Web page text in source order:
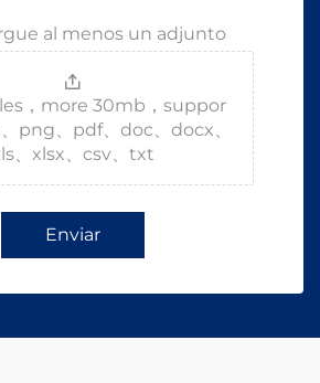
al menos un adjunto
，more 30mb，suppor
png、pdf、doc、docx、
、xlsx、csv、txt
Enviar